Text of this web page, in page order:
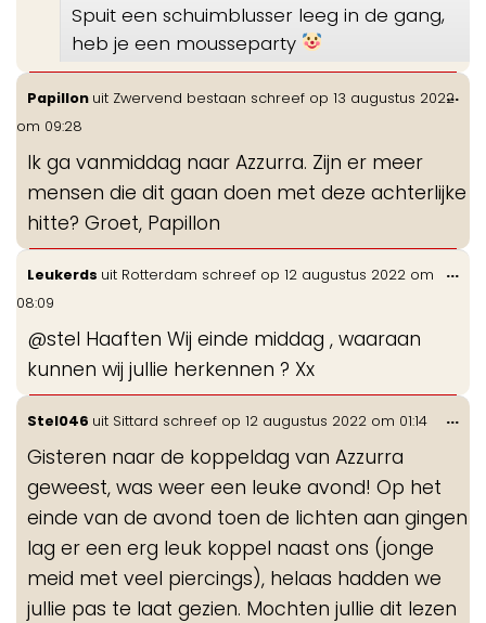
Spuit een schuimblusser leeg in de gang,
heb je een mousseparty
Papillon uit Zwervend bestaan schreef op 13 augustus 2022
om 09:28
Ik ga vanmiddag naar Azzurra. Zijn er meer
mensen die dit gaan doen met deze achterlijke
hitte? Groet, Papillon
...
Leukerds uit Rotterdam schreef op 12 augustus 2022 om
08:09
@stel Haaften Wij einde middag , waaraan
kunnen wij jullie herkennen ? Xx
...
Stel046 uit Sittard schreef op 12 augustus 2022 om 01:14
Gisteren naar de koppeldag van Azzurra
geweest, was weer een leuke avond! Op het
einde van de avond toen de lichten aan gingen
lag er een erg leuk koppel naast ons (jonge
meid met veel piercings), helaas hadden we
jullie pas te laat gezien. Mochten jullie dit lezen
...